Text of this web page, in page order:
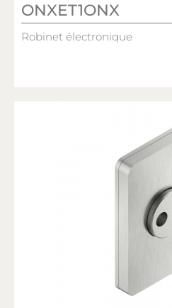
ONXET1ONX
Robinet électronique